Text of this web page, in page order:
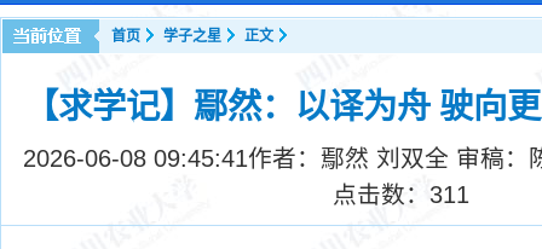
首页 学子之星 正文
【求学记】鄢然：以译为舟 驶向
2026-06-08 09:45:41作者：鄢然 刘双全 审稿：
点击数： 311